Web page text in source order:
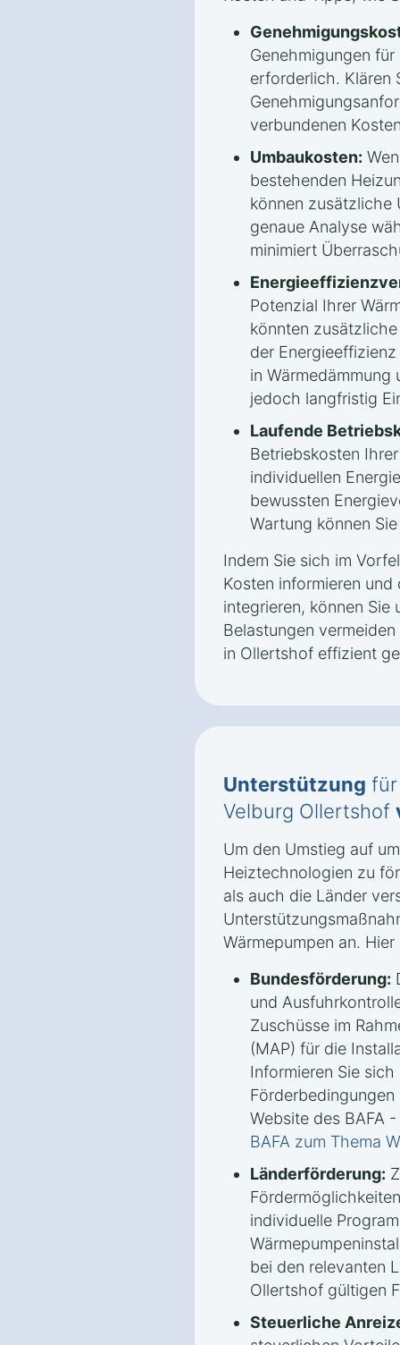
Genehmigungen
erforderlich. Klären
verbundenen
Umbaukosten:
bestehenden
können zusätzliche
genaue Analyse
minimiert
Potenzial Ihrer
könnten
der
in Wärmedämmung
jedoch langfristig
Laufende
Betriebskosten
individuellen
bewussten
Wartung können
Indem Sie sich im
Kosten informieren und
integrieren, können Sie
Belastungen
in Ollertshof effizient
Unterstützung für
Velburg Ollertshof
Um den Umstieg auf
Heiztechnologien zu
als auch die Länder
Wärmepumpen an.
Bundesförderung:
und
Zuschüsse im
(MAP) für die
Informieren Sie
Website des BAFA
BAFA zum Thema
Länderförderung:
individuelle
bei den relevanten
Ollertshof gültigen
Steuerliche